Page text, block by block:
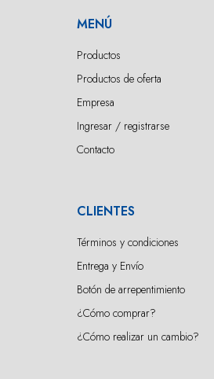
MENÚ
Productos
Productos de oferta
Empresa
Ingresar / registrarse
Contacto
CLIENTES
Términos y condiciones
Entrega y Envío
Botón de arrepentimiento
¿Cómo comprar?
¿Cómo realizar un cambio?